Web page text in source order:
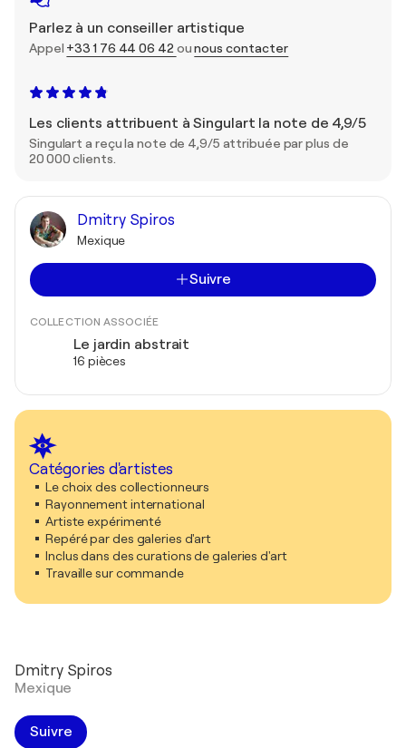
Parlez à un conseiller artistique
Appel +33 1 76 44 06 42 ounous contacter
Les clients attribuent à Singulart la note de 4,9/5
Singulart a reçu la note de 4,9/5 attribuée par plus de
20 000 clients.
Dmitry Spiros
Mexique
Suivre
COLLECTION ASSOCIÉE
Le jardin abstrait
16 pièces
Catégories d'artistes
Le choix des collectionneurs
Rayonnement international
Artiste expérimenté
Repéré par des galeries d'art
Inclus dans des curations de galeries d'art
Travaille sur commande
Dmitry Spiros
Mexique
Suivre